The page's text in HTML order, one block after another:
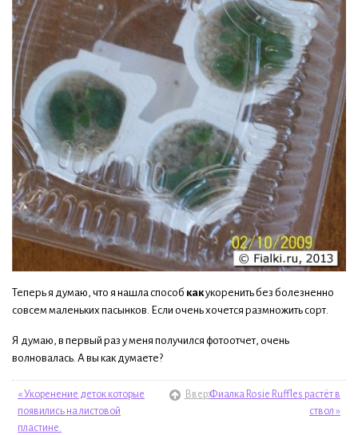
Теперь я думаю, что я нашла способ какукоренить без болезненно
совсем маленьких пасынков. Если очень хочется размножить сорт.
Я думаю, в первый раз у меня получился фотоотчет, очень
волновалась. А вы как думаете?
« Укоренение деток которые
появились на листовой
пластине.
ВверхФиалка Rosie Ruffles растёт в
ствол »